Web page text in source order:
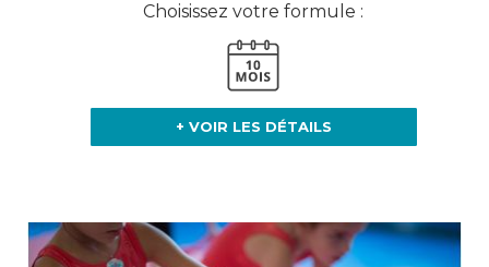
Choisissez votre formule :
+ VOIR LES DÉTAILS